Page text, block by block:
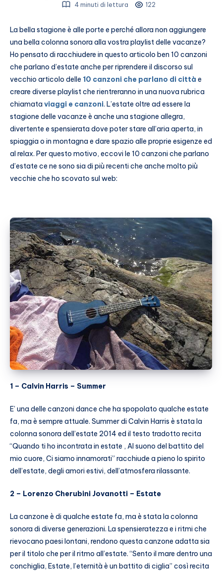
4 minuti di lettura
122
La bella stagione è alle porte e perché allora non aggiungere
una bella colonna sonora alla vostra playlist delle vacanze?
Ho pensato di racchiudere in questo articolo ben 10 canzoni
che parlano d’estate anche per riprendere il discorso sul
vecchio articolo delle 10 canzoni che parlano di città e
creare diverse playlist che rientreranno in una nuova rubrica
chiamata viaggi e canzoni. L’estate oltre ad essere la
stagione delle vacanze è anche una stagione allegra,
divertente e spensierata dove poter stare all’aria aperta, in
spiaggia o in montagna e dare spazio alle proprie esigenze ed
al relax. Per questo motivo, eccovi le 10 canzoni che parlano
d’estate ce ne sono sia di più recenti che anche molto più
vecchie che ho scovato sul web:
1 – Calvin Harris – Summer
E’ una delle canzoni dance che ha spopolato qualche estate
fa, ma è sempre attuale. Summer di Calvin Harris è stata la
colonna sonora dell’estate 2014 ed il testo tradotto recita
“Quando ti ho incontrata in estate , Al suono del battito del
mio cuore, Ci siamo innamorati” racchiude a pieno lo spirito
dell’estate, degli amori estivi, dell’atmosfera rilassante.
2 – Lorenzo Cherubini Jovanotti – Estate
La canzone è di qualche estate fa, ma è stata la colonna
sonora di diverse generazioni. La spensieratezza e i ritmi che
rievocano paesi lontani, rendono questa canzone adatta sia
per il titolo che per il ritmo all’estate. “Sento il mare dentro una
conchiglia, Estate, l’eternità è un battito di ciglia” così recita